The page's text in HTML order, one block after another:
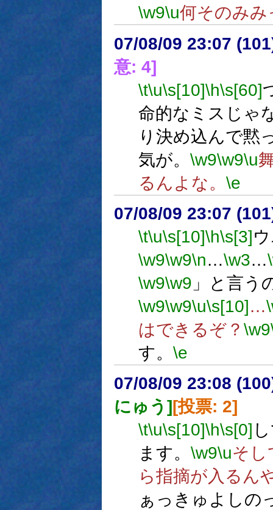
\w9\u何そのみみ
07/08/09 23:07
意: 4]
\t\u\s[10]\h\s[60]
命的なミスじゃ
り決め込んで黙
気が。 \w9\w9\u
るんよな。 \e
07/08/09 23:07
\t\u\s[10]\h\s[3]
\w9\w9\n…\w3…
\w9\w9 」と言う
\w9\w9\u\s[10]…
はできるぞ？ \w9
す。 \e
07/08/09 23:08
にゅう][投票: 2]
\t\u\s[10]\h\s[0]
ます。 \w9\uそし
ら指摘が入るん
ぁっきゅよしの